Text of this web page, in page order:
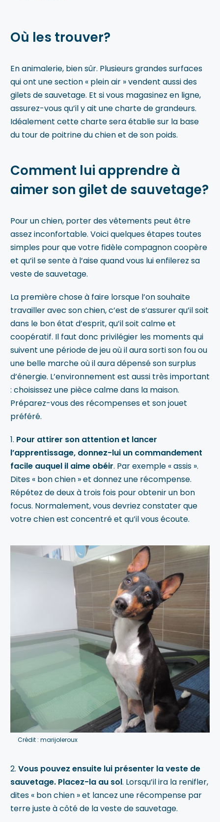
Où les trouver?
En animalerie, bien sûr. Plusieurs grandes surfaces
qui ont une section « plein air » vendent aussi des
gilets de sauvetage. Et si vous magasinez en ligne,
assurez-vous qu’il y ait une charte de grandeurs.
Idéalement cette charte sera établie sur la base
du tour de poitrine du chien et de son poids.
Comment lui apprendre à
aimer son gilet de sauvetage?
Pour un chien, porter des vêtements peut être
assez inconfortable. Voici quelques étapes toutes
simples pour que votre fidèle compagnon coopère
et qu’il se sente à l’aise quand vous lui enfilerez sa
veste de sauvetage.
La première chose à faire lorsque l’on souhaite
travailler avec son chien, c’est de s’assurer qu’il soit
dans le bon état d’esprit, qu’il soit calme et
coopératif. Il faut donc privilégier les moments qui
suivent une période de jeu où il aura sorti son fou ou
une belle marche où il aura dépensé son surplus
d’énergie. L’environnement est aussi très important
: choisissez une pièce calme dans la maison.
Préparez-vous des récompenses et son jouet
préféré.
1. Pour attirer son attention et lancer
l’apprentissage, donnez-lui un commandement
facile auquel il aime obéir. Par exemple « assis ».
Dites « bon chien » et donnez une récompense.
Répétez de deux à trois fois pour obtenir un bon
focus. Normalement, vous devriez constater que
votre chien est concentré et qu’il vous écoute.
Crédit : marijoleroux
2. Vous pouvez ensuite lui présenter la veste de
sauvetage. Placez-la au sol. Lorsqu’il ira la renifler,
dites « bon chien » et lancez une récompense par
terre juste à côté de la veste de sauvetage.